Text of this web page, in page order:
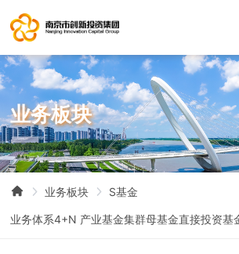
业务板块
业务板块 S基金
业务体系4+N 产业基金集群母基金直接投资基